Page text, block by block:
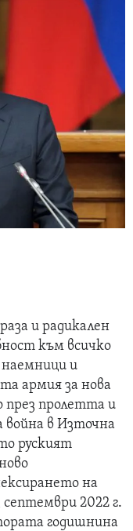
и радикален
към всичко
наемници и
армия за нова
през пролетта и
война в Източна
руският
на
2022 г.
годишнина